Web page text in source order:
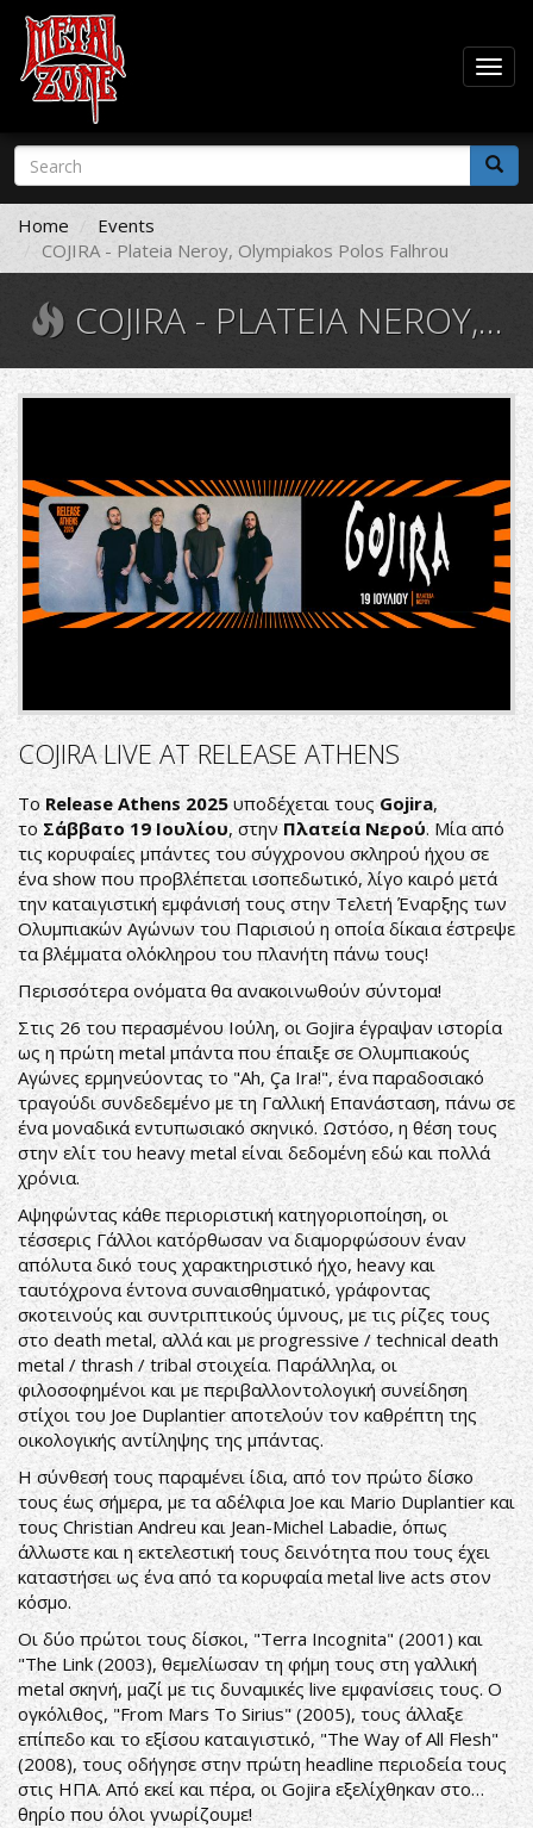
Skip
main
content
Search
form
Search
Home
Events
COJIRA - Plateia Neroy, Olympiakos Polos Falhrou
COJIRA - PLATEIA NEROY, OLYMPIAKOS POLOS FALHROU
gojira-
COJIRA LIVE AT RELEASE ATHENS
Tο Release Athens 2025 υποδέχεται τουςGojira,
τοΣάββατο 19 Ιουλίου, στηνΠλατεία Νερού. Μία από
τις κορυφαίες μπάντες του σύγχρονου σκληρού ήχου σε
ένα show που προβλέπεται ισοπεδωτικό, λίγο καιρό μετά
την καταιγιστική εμφάνισή τους στην Τελετή Έναρξης των
Ολυμπιακών Αγώνων του Παρισιού η οποία δίκαια έστρεψε
τα βλέμματα ολόκληρου του πλανήτη πάνω τους!
Περισσότερα ονόματα θα ανακοινωθούν σύντομα!
Στις 26 του περασμένου Ιούλη, οι Gojira έγραψαν ιστορία
ως η πρώτη metal μπάντα που έπαιξε σε Ολυμπιακούς
Αγώνες ερμηνεύοντας το "Ah, Ça Ira!", ένα παραδοσιακό
τραγούδι συνδεδεμένο με τη Γαλλική Επανάσταση, πάνω σε
ένα μοναδικά εντυπωσιακό σκηνικό. Ωστόσο, η θέση τους
στην ελίτ του heavy metal είναι δεδομένη εδώ και πολλά
χρόνια.
Αψηφώντας κάθε περιοριστική κατηγοριοποίηση, οι
τέσσερις Γάλλοι κατόρθωσαν να διαμορφώσουν έναν
απόλυτα δικό τους χαρακτηριστικό ήχο, heavy και
ταυτόχρονα έντονα συναισθηματικό, γράφοντας
σκοτεινούς και συντριπτικούς ύμνους, με τις ρίζες τους
στο death metal, αλλά και με progressive / technical death
metal / thrash / tribal στοιχεία. Παράλληλα, οι
φιλοσοφημένοι και με περιβαλλοντολογική συνείδηση
στίχοι του Joe Duplantier αποτελούν τον καθρέπτη της
οικολογικής αντίληψης της μπάντας.
Η σύνθεσή τους παραμένει ίδια, από τον πρώτο δίσκο
τους έως σήμερα, με τα αδέλφια Joe και Mario Duplantier και
τους Christian Andreu και Jean-Michel Labadie, όπως
άλλωστε και η εκτελεστική τους δεινότητα που τους έχει
καταστήσει ως ένα από τα κορυφαία metal live acts στον
κόσμο.
Οι δύο πρώτοι τους δίσκοι, "Terra Incognita" (2001) και
"The Link (2003), θεμελίωσαν τη φήμη τους στη γαλλική
metal σκηνή, μαζί με τις δυναμικές live εμφανίσεις τους. Ο
ογκόλιθος, "From Mars To Sirius" (2005), τους άλλαξε
επίπεδο και το εξίσου καταιγιστικό, "The Way of All Flesh"
(2008), τους οδήγησε στην πρώτη headline περιοδεία τους
στις ΗΠΑ. Από εκεί και πέρα, οι Gojira εξελίχθηκαν στο…
θηρίο που όλοι γνωρίζουμε!